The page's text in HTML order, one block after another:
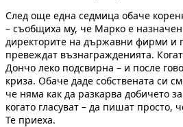
След още една седмица обаче
– съобщиха му, че Марко е
директорите на държавни фирми и
превеждат възнагражденията.
Дончо леко подсвирна – и после
криза. Обаче даде собствената си
че няма как да разкарва добичето
когато гласуват – да пишат
Те приеха.